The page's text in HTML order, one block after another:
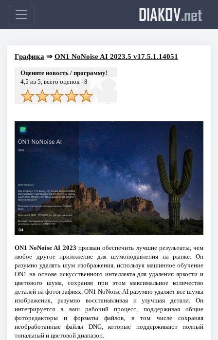
DIAKOV.net
Графика ⇒ ON1 NoNoise AI 2023.5 v17.5.1.14051
Оцените новость / программу!
4,5 из 5, всего оценок - 8
ON1 NoNoise AI 2023 призван обеспечить лучшие результаты, чем
любое другое приложение для шумоподавления на рынке. Он
разумно удалять шум изображения, используя машинное обучение
ON1 на основе искусственного интеллекта для удаления яркости и
цветового шума, сохраняя при этом максимальное количество
деталей на фотографиях. ON1 NoNoise AI разумно удаляет все шумы
изображения, разумно восстанавливая и улучшая детали. Он
интегрируется в ваш рабочий процесс, поддерживая общие
фоторедакторы и форматы файлов, в том числе сохраняя
необработанные файлы DNG, которые поддерживают полный
тональный и цветовой диапазон.